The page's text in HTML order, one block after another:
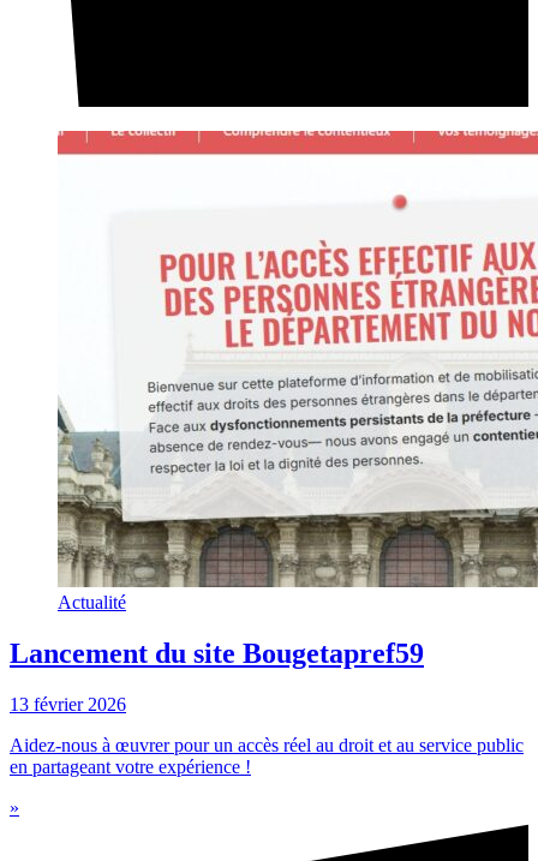
Actualité
Lancement du site Bougetapref59
13 février 2026
Aidez-nous à œuvrer pour un accès réel au droit et au service public
en partageant votre expérience !
»